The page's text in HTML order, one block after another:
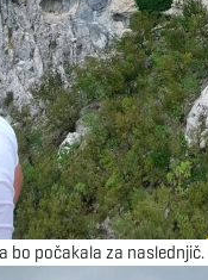
bo počakala za naslednjič.